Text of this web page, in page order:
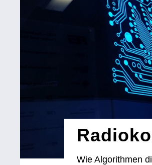
Wie Algorithmen